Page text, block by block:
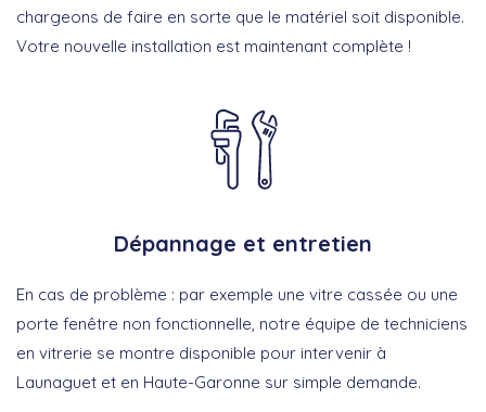
chargeons de faire en sorte que le matériel soit disponible.
Votre nouvelle installation est maintenant complète !
Dépannage et entretien
En cas de problème : par exemple une vitre cassée ou une
porte fenêtre non fonctionnelle, notre équipe de techniciens
en vitrerie se montre disponible pour intervenir à
Launaguet et en Haute-Garonne sur simple demande.